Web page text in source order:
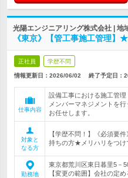
光陽エンジニアリング株式会社 | 地
《東京》【管工事施工管理
正社員 学歴不問
情報更新日：2026/06/02 終了予定日：
仕事内容
設備工事における施工管理
メンバーマネジメントを
お任せします。
対象と
なる方
【学歴不問！】《必須要
持ちの方★メリハリをつけ
勤務地
東京都荒川区東日暮里5－
【変更の範囲】会社の定